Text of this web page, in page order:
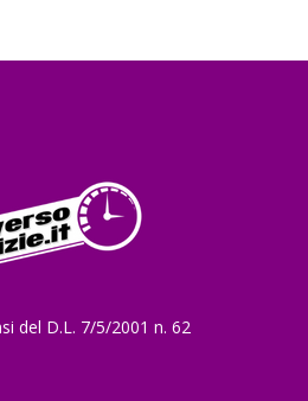
del D.L. 7/5/2001 n. 62